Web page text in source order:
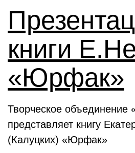
книги
«Юрфак»
Творческое объединение
представляет книгу
(Калуцких) «Юрфак»